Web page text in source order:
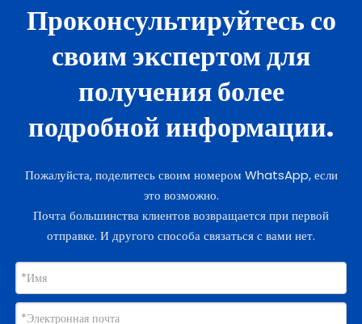
Проконсультируйтесь со
своим экспертом для
получения более
подробной информации.
Пожалуйста, поделитесь своим номером WhatsApp, если
это возможно.
Почта большинства клиентов возвращается при первой
отправке. И другого способа связаться с вами нет.